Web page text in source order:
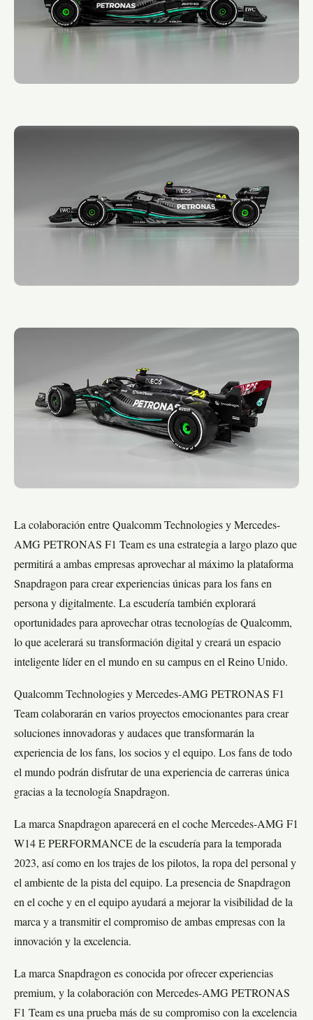
La colaboración entre Qualcomm Technologies y Mercedes-
AMG PETRONAS F1 Team es una estrategia a largo plazo que
permitirá a ambas empresas aprovechar al máximo la plataforma
Snapdragon para crear experiencias únicas para los fans en
persona y digitalmente. La escudería también explorará
oportunidades para aprovechar otras tecnologías de Qualcomm,
lo que acelerará su transformación digital y creará un espacio
inteligente líder en el mundo en su campus en el Reino Unido.
Qualcomm Technologies y Mercedes-AMG PETRONAS F1
Team colaborarán en varios proyectos emocionantes para crear
soluciones innovadoras y audaces que transformarán la
experiencia de los fans, los socios y el equipo. Los fans de todo
el mundo podrán disfrutar de una experiencia de carreras única
gracias a la tecnología Snapdragon.
La marca Snapdragon aparecerá en el coche Mercedes-AMG F1
W14 E PERFORMANCE de la escudería para la temporada
2023, así como en los trajes de los pilotos, la ropa del personal y
el ambiente de la pista del equipo. La presencia de Snapdragon
en el coche y en el equipo ayudará a mejorar la visibilidad de la
marca y a transmitir el compromiso de ambas empresas con la
innovación y la excelencia.
La marca Snapdragon es conocida por ofrecer experiencias
premium, y la colaboración con Mercedes-AMG PETRONAS
F1 Team es una prueba más de su compromiso con la excelencia